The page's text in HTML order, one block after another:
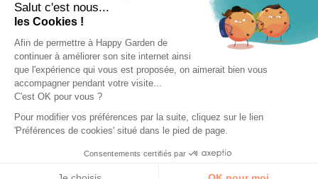
Salut c'est nous...
les Cookies !
Afin de permettre à Happy Garden de
continuer à améliorer son site internet ainsi
que l'expérience qui vous est proposée, on aimerait bien vous
accompagner pendant votre visite...
C'est OK pour vous ?
Pour modifier vos préférences par la suite, cliquez sur le lien
'Préférences de cookies' situé dans le pied de page.
Consentements certifiés par
Mentions Légales
Conditions Générales
Vie Privée
Happy-Garden.fr - Allstore SAS Copyright 2024